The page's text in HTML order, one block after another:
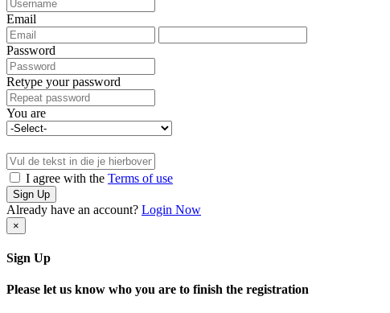
Email
Password
Retype your password
You are
I agree with the Terms of use
Sign Up
Already have an account? Login Now
×
Sign Up
Please let us know who you are to finish the registration